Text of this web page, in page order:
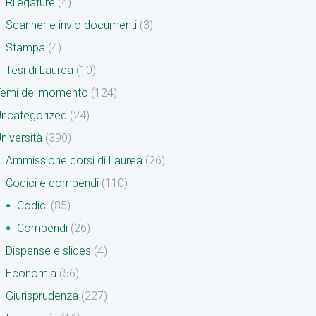
Scanner e invio documenti (3)
Stampa (4)
Tesi di Laurea (10)
del momento (124)
(24)
(390)
Ammissione corsi di Laurea (26)
Codici e compendi (110)
Codici (85)
Compendi (26)
Dispense e slides (4)
Economia (56)
Giurisprudenza (227)